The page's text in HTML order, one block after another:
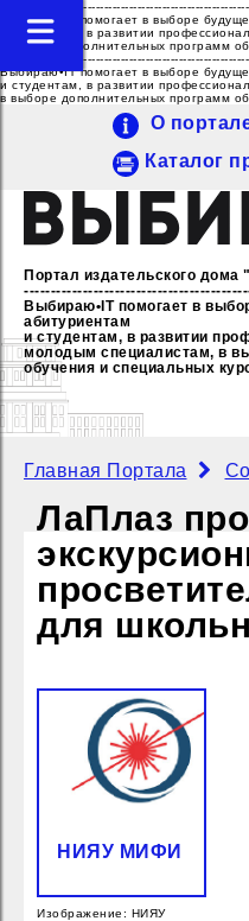
Выбираю•IT помогает в выборе
и студентам, в развитии
в выборе дополнительных программ
Выбираю•IT помогает в выборе
и студентам, в развитии
в выборе дополнительных программ
Портал издательского
Выбираю•IT помогает в
абитуриентам
и студентам, в развитии
молодым специалистам, в
обучения и специальных
О
Каталог
Главная Портала
ЛаПлаз
для
НИЯУ МИФИ
Изображение: НИЯУ